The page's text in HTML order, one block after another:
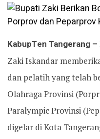
KabupTen Tangerang –
Zaki Iskandar
dan pelatih yang telah
Olahraga Provinsi
Paralympic Provinsi
digelar di Kota